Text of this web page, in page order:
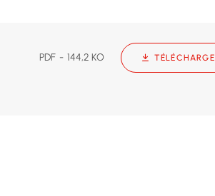
PDF 144,2 KO